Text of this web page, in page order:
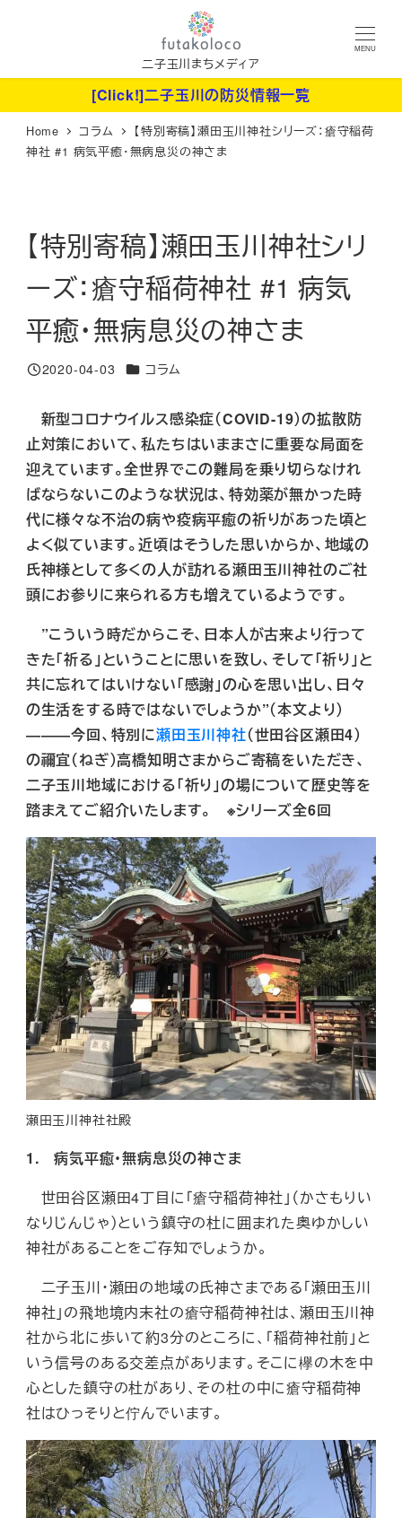
ン
二子玉川まちメディア
MENU
[Click!]二子玉川の防災情報一覧
Home コラム
【特別寄稿】瀬田玉川神社シリーズ：瘡守稲荷
神社 #1 病気平癒・無病息災の神さま
【特別寄稿】瀬田玉川神社シリ
ーズ：瘡守稲荷神社 #1 病気
平癒・無病息災の神さま
投稿日
2020-04-03 カテゴリー
コラム
新型コロナウイルス感染症（COVID-19）の拡散防
止対策において、私たちはいままさに重要な局面を
迎えています。全世界でこの難局を乗り切らなけれ
ばならないこのような状況は、特効薬が無かった時
代に様々な不治の病や疫病平癒の祈りがあった頃と
よく似ています。近頃はそうした思いからか、地域の
氏神様として多くの人が訪れる瀬田玉川神社のご社
頭にお参りに来られる方も増えているようです。
”こういう時だからこそ、日本人が古来より行って
きた「祈る」ということに思いを致し、そして「祈り」と
共に忘れてはいけない「感謝」の心を思い出し、日々
の生活をする時ではないでしょうか”（本文より）
―――今回、特別に瀬田玉川神社（世田谷区瀬田4）
の禰宜（ねぎ）高橋知明さまからご寄稿をいただき、
二子玉川地域における「祈り」の場について歴史等を
踏まえてご紹介いたします。 ※シリーズ全6回
瀬田玉川神社社殿
1. 病気平癒・無病息災の神さま
世田谷区瀬田4丁目に「瘡守稲荷神社」（かさもりい
なりじんじゃ）という鎮守の杜に囲まれた奥ゆかしい
神社があることをご存知でしょうか。
二子玉川・瀬田の地域の氏神さまである「瀬田玉川
神社」の飛地境内末社の瘡守稲荷神社は、瀬田玉川神
社から北に歩いて約3分のところに、「稲荷神社前」と
いう信号のある交差点があります。そこに欅の木を中
心とした鎮守の杜があり、その杜の中に瘡守稲荷神
社はひっそりと佇んでいます。